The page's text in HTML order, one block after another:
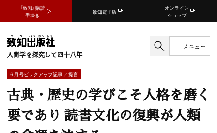
『致知』購読
手続き
致知電子版
オンライン
ショップ
人間学を探究して四十八年
メニュー
6 月号ピックアップ記事 ／提言
古典・歴史の学びこそ人格を磨く
要であり 読書文化の復興が人類